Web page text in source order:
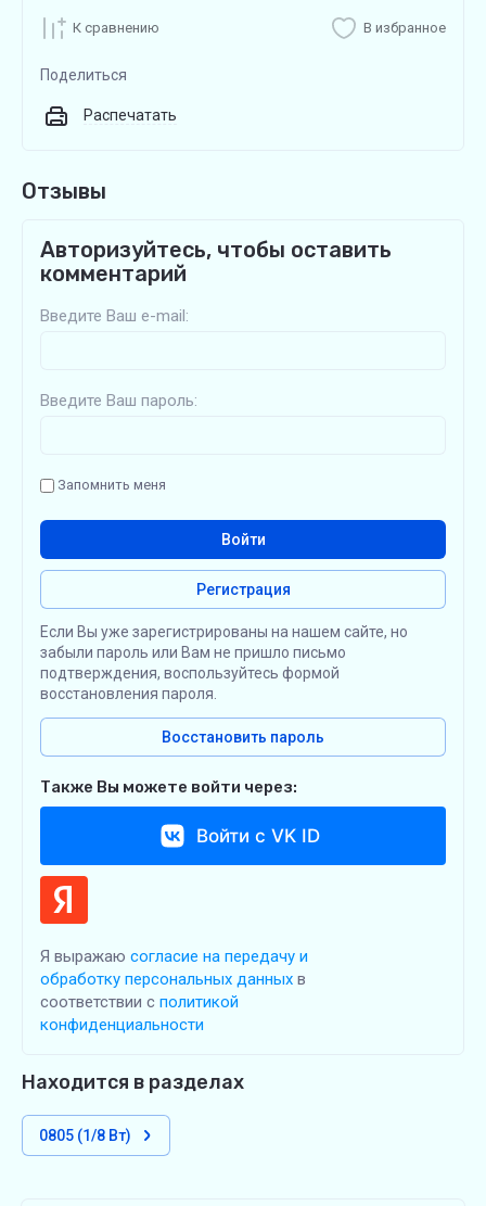
К сравнению В избранное
Поделиться
Распечатать
Отзывы
Авторизуйтесь, чтобы оставить
комментарий
Введите Ваш e-mail:
Введите Ваш пароль:
Запомнить меня
Войти
Регистрация
Если Вы уже зарегистрированы на нашем сайте, но
забыли пароль или Вам не пришло письмо
подтверждения, воспользуйтесь формой
восстановления пароля.
Восстановить пароль
Также Вы можете войти через:
Войти с VK ID
Я выражаю согласие на передачу и
обработку персональных данных в
соответствии с политикой
конфиденциальности
Находится в разделах
0805 (1/8 Вт)